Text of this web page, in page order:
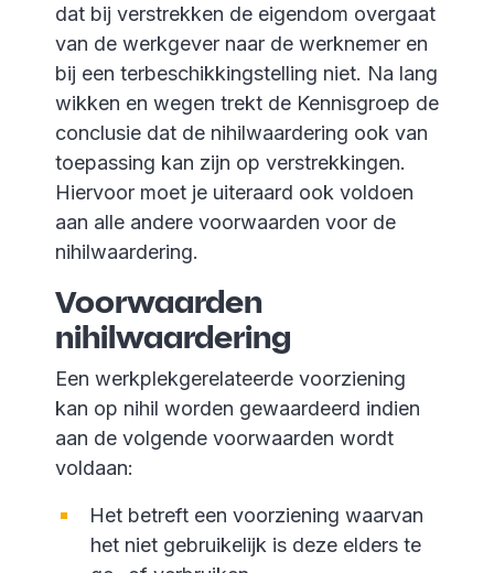
dat bij verstrekken de eigendom overgaat
van de werkgever naar de werknemer en
bij een terbeschikkingstelling niet. Na lang
wikken en wegen trekt de Kennisgroep de
conclusie dat de nihilwaardering ook van
toepassing kan zijn op verstrekkingen.
Hiervoor moet je uiteraard ook voldoen
aan alle andere voorwaarden voor de
nihilwaardering.
Voorwaarden
nihilwaardering
Een werkplekgerelateerde voorziening
kan op nihil worden gewaardeerd indien
aan de volgende voorwaarden wordt
voldaan:
Het betreft een voorziening waarvan
het niet gebruikelijk is deze elders te